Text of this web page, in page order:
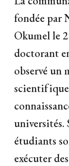
fondée par
Okumel le
doctorant
observé un
universités.
étudiants
exécuter